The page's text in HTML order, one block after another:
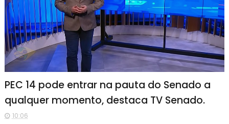
PEC 14 pode entrar na pauta do Senado a
qualquer momento, destaca TV Senado.
10:06